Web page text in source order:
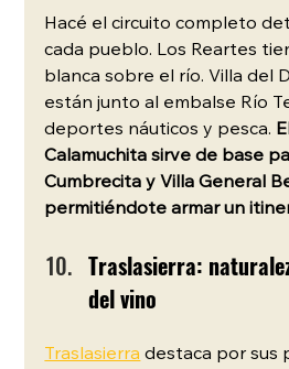
Hacé el circuito completo
cada pueblo. Los Reartes
blanca sobre el río. Villa del
están junto al embalse Río
deportes náuticos y pesca.
Calamuchita sirve de base
Cumbrecita y Villa General
permitiéndote armar un
Traslasierra:
del vino
Traslasierra destaca por sus